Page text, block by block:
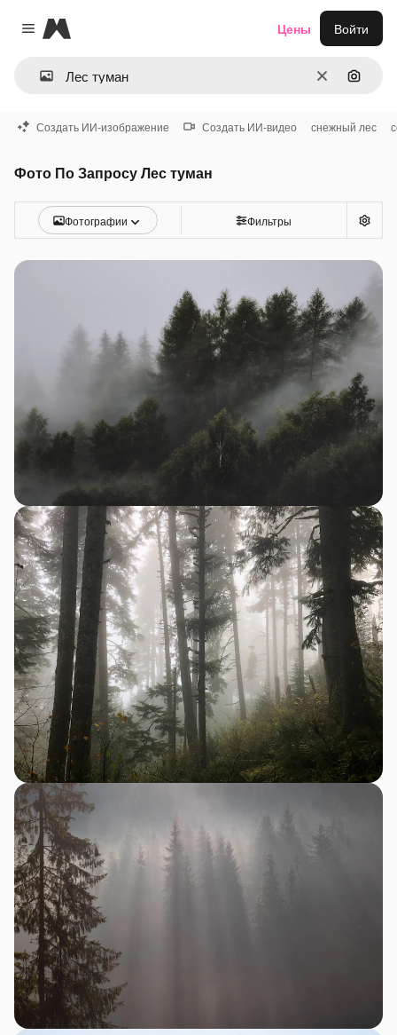
Close menu
Magnific
ОчиститьПоиск
Цены Войти
Создать ИИ-изображение Создать ИИ-видео снежный лес
Фото По Запросу Лес туман
Фотографии Фильтры